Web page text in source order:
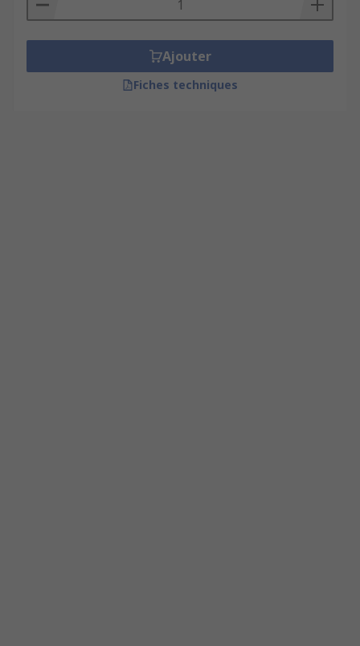
Ajouter
Fiches techniques